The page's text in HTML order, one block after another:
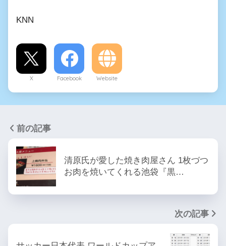
KNN
X Facebook Website
前の記事
清原氏が愛した焼き肉屋さん 1枚づつ
お肉を焼いてくれる池袋『黒…
次の記事